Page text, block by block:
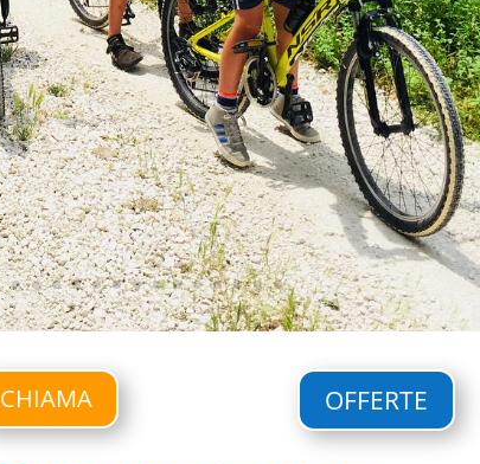
CHIAMA OFFERTE